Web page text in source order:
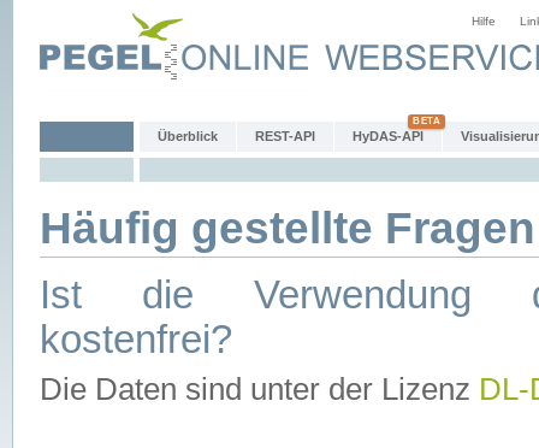
Hilfe
Überblick REST-API HyDAS-API
Häufig gestellte
Ist die Verwendung
kostenfrei?
Die Daten sind unter der Lizenz